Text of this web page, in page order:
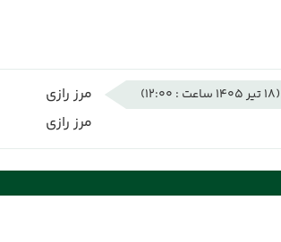
(18 تیر 1405 ساعت : 12:00)
مرز رازی
مرز رازی